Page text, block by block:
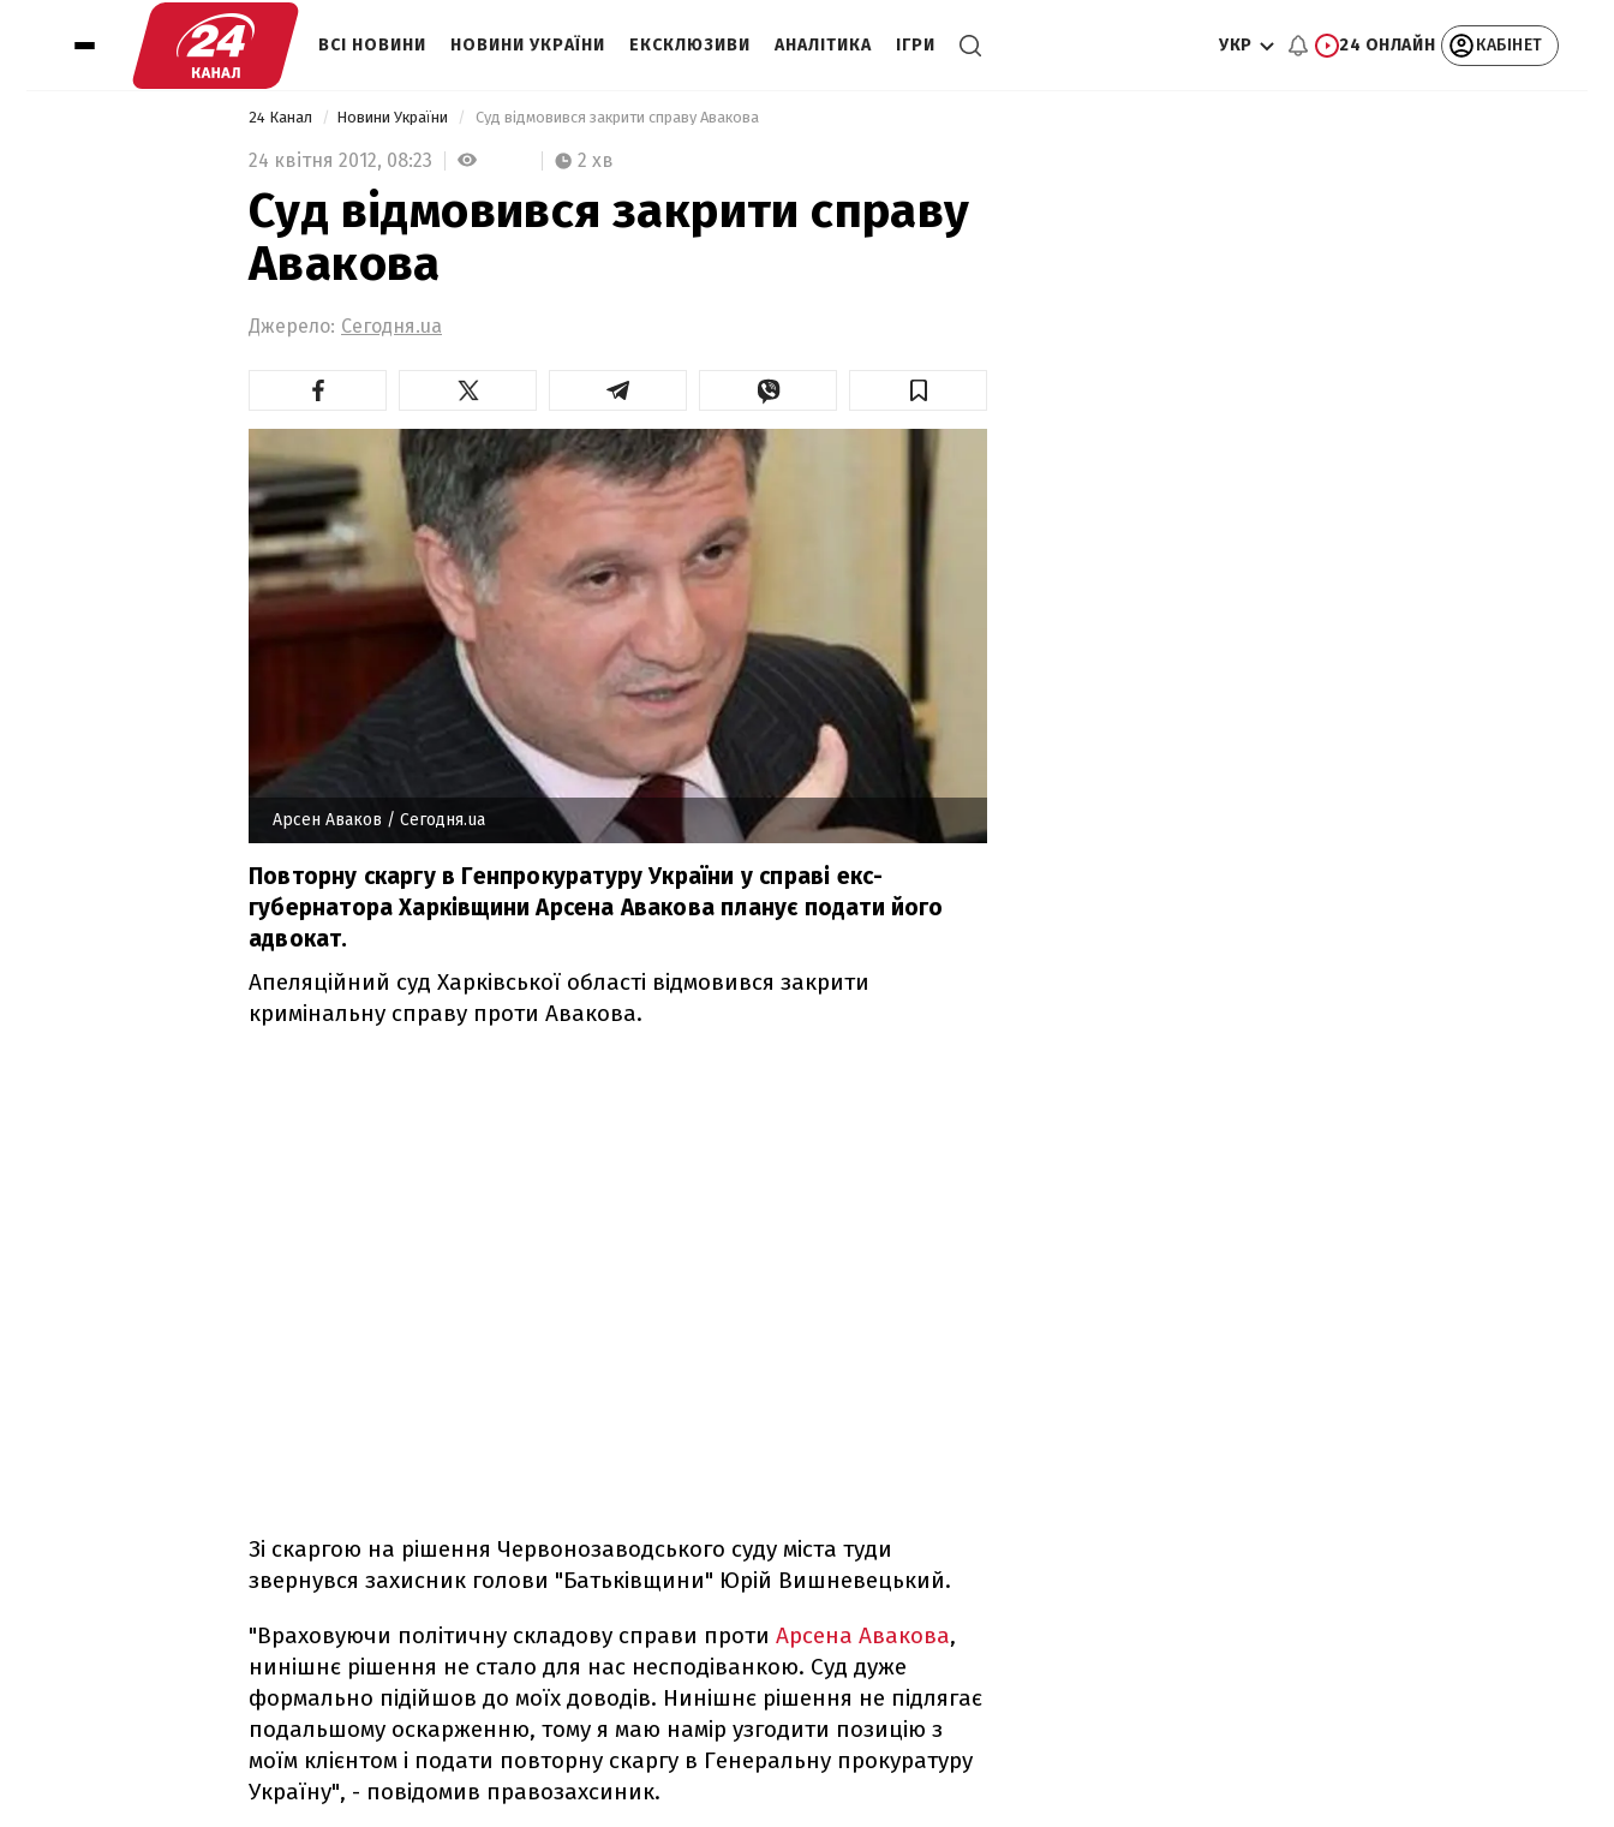
ВСІ НОВИНИ НОВИНИ УКРАЇНИ ЕКСКЛЮЗИВИ АНАЛІТИКА ІГРИ УКР 24 ОНЛАЙН КАБІНЕТ
24 Канал Новини України Суд відмовився закрити справу Авакова
24 квітня 2012, 08:23 2 хв
Суд відмовився закрити справу
Авакова
Джерело: Сегодня.ua
Арсен Аваков / Сегодня.ua
Повторну скаргу в Генпрокуратуру України у справі екс-
губернатора Харківщини Арсена Авакова планує подати його
адвокат.
Апеляційний суд Харківської області відмовився закрити
кримінальну справу проти Авакова.
Зі скаргою на рішення Червонозаводського суду міста туди
звернувся захисник голови "Батьківщини" Юрій Вишневецький.
"Враховуючи політичну складову справи проти Арсена Авакова,
нинішнє рішення не стало для нас несподіванкою. Суд дуже
формально підійшов до моїх доводів. Нинішнє рішення не підлягає
подальшому оскарженню, тому я маю намір узгодити позицію з
моїм клієнтом і подати повторну скаргу в Генеральну прокуратуру
Україну", - повідомив правозахсиник.